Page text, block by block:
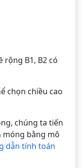
rộng B1, B2 có
chọn chiều cao
chúng ta tiến
bằng mô
dẫn tính toán